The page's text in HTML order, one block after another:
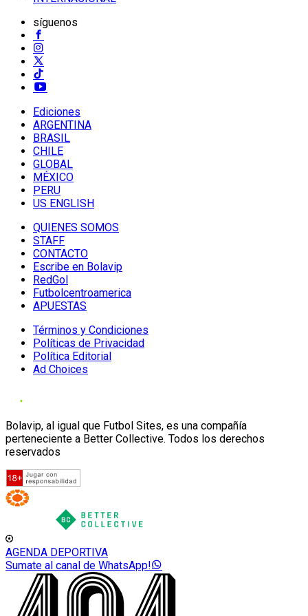
síguenos
Ediciones
ARGENTINA
BRASIL
CHILE
GLOBAL
MÉXICO
PERU
US ENGLISH
QUIENES SOMOS
STAFF
CONTACTO
Escribe en Bolavip
RedGol
Futbolcentroamerica
APUESTAS
Términos y Condiciones
Políticas de Privacidad
Política Editorial
Ad Choices
Bolavip, al igual que Futbol Sites, es una compañía
perteneciente a Better Collective. Todos los derechos
reservados
AGENDA DEPORTIVA
Sumate al canal de WhatsApp!